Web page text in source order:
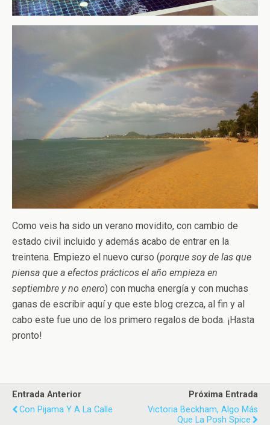
Como veis ha sido un verano movidito, con cambio de
estado civil incluido y además acabo de entrar en la
treintena. Empiezo el nuevo curso (porque soy de las que
piensa que a efectos prácticos el año empieza en
septiembre y no enero) con mucha energía y con muchas
ganas de escribir aquí y que este blog crezca, al fin y al
cabo este fue uno de los primero regalos de boda. ¡Hasta
pronto!
Entrada Anterior
Con Pijama Y A La Calle
Próxima Entrada
Victoria Beckham, Algo Más
Que La Posh Spice